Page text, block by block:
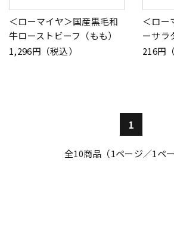
＜ローマイヤ＞国産黒毛和
牛ローストビーフ（もも）
1,296円（税込）
＜ロー
ーサラ
216円
1
全10商品（1ページ／1ペー